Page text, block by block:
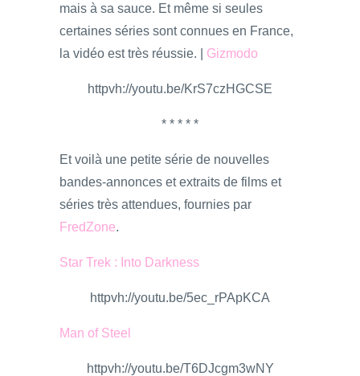
mais à sa sauce. Et même si seules
certaines séries sont connues en France,
la vidéo est très réussie. | Gizmodo
httpvh://youtu.be/KrS7czHGCSE
* * * * *
Et voilà une petite série de nouvelles
bandes-annonces et extraits de films et
séries très attendues, fournies par
FredZone.
Star Trek : Into Darkness
httpvh://youtu.be/5ec_rPApKCA
Man of Steel
httpvh://youtu.be/T6DJcgm3wNY